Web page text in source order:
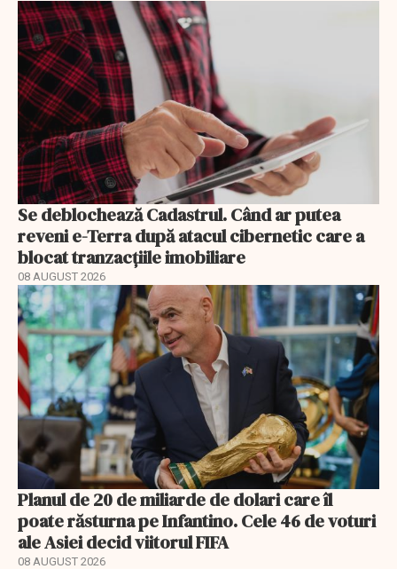
Se deblochează Cadastrul. Când ar putea
reveni e-Terra după atacul cibernetic care a
blocat tranzacțiile imobiliare
08 AUGUST 2026
Planul de 20 de miliarde de dolari care îl
poate răsturna pe Infantino. Cele 46 de voturi
ale Asiei decid viitorul FIFA
08 AUGUST 2026